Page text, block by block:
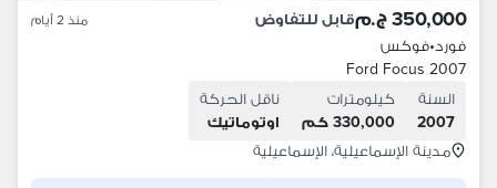
350,000 ج.م قابل للتفاوض منذ 2 أيام
فورد•فوكس
Ford Focus 2007
السنة
2007
كيلومترات
330,000 كم
ناقل الحركة
اوتوماتيك
مدينة الإسماعيلية، الإسماعيلية